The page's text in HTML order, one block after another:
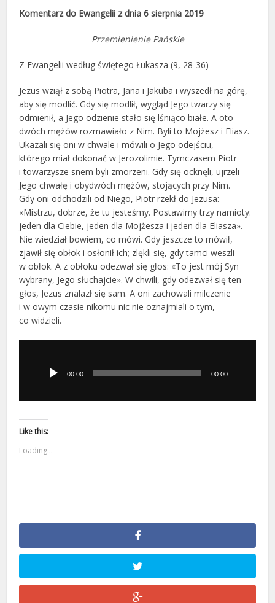
Komentarz do Ewangelii z dnia 6 sierpnia 2019
Przemienienie Pańskie
Z Ewangelii według świętego Łukasza (9, 28-36)
Jezus wziął z sobą Piotra, Jana i Jakuba i wyszedł na górę,
aby się modlić. Gdy się modlił, wygląd Jego twarzy się
odmienił, a Jego odzienie stało się lśniąco białe. A oto
dwóch mężów rozmawiało z Nim. Byli to Mojżesz i Eliasz.
Ukazali się oni w chwale i mówili o Jego odejściu,
którego miał dokonać w Jerozolimie. Tymczasem Piotr
i towarzysze snem byli zmorzeni. Gdy się ocknęli, ujrzeli
Jego chwałę i obydwóch mężów, stojących przy Nim.
Gdy oni odchodzili od Niego, Piotr rzekł do Jezusa:
«Mistrzu, dobrze, że tu jesteśmy. Postawimy trzy namioty:
jeden dla Ciebie, jeden dla Mojżesza i jeden dla Eliasza».
Nie wiedział bowiem, co mówi. Gdy jeszcze to mówił,
zjawił się obłok i osłonił ich; zlękli się, gdy tamci weszli
w obłok. A z obłoku odezwał się głos: «To jest mój Syn
wybrany, Jego słuchajcie». W chwili, gdy odezwał się ten
głos, Jezus znalazł się sam. A oni zachowali milczenie
i w owym czasie nikomu nic nie oznajmiali o tym,
co widzieli.
dźwiękowych00:00 00:00
Like this:
Loading...